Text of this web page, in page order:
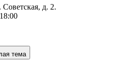
Советская, д. 2.
тема